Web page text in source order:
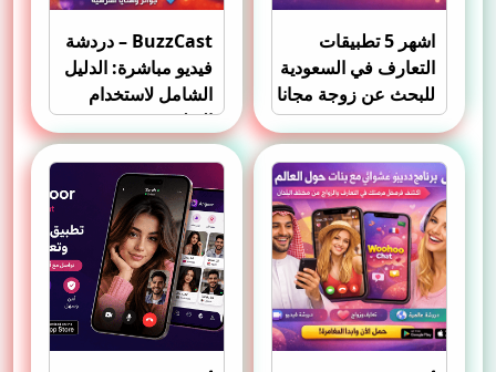
اشهر 5 تطبيقات
التعارف في السعودية
للبحث عن زوجة مجانا
BuzzCast – دردشة
فيديو مباشرة: الدليل
الشامل لاستخدام
التطبيق وتحقيق
الشهرة